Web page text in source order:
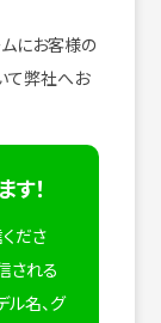
にお客様の
て弊社へお
！
ださ
される
ル名、グ